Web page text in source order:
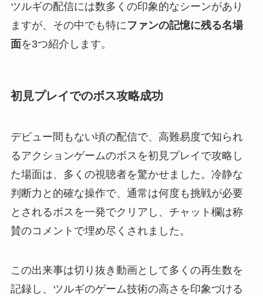
ツルギの配信には数多くの印象的なシーンがあり
ますが、その中でも特にファンの記憶に残る名場
面を3つ紹介します。
初見プレイでのボス攻略成功
デビュー間もない頃の配信で、高難易度で知られ
るアクションゲームのボスを初見プレイで攻略し
た場面は、多くの視聴者を驚かせました。冷静な
判断力と的確な操作で、通常は何度も挑戦が必要
とされるボスを一発でクリアし、チャット欄は称
賛のコメントで埋め尽くされました。
この出来事は切り抜き動画として多くの再生数を
記録し、ツルギのゲーム技術の高さを印象づける